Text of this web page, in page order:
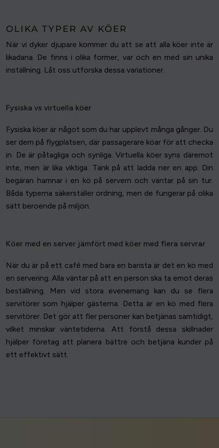
OLIKA TYPER AV KÖER
När vi dyker djupare kommer du att se att alla köer inte är
likadana. De finns i olika former, var och en med sin unika
inställning. Låt oss utforska dessa variationer.
Fysiska vs virtuella köer
Fysiska köer är något som du har upplevt många gånger. Du
ser dem på flygplatsen, där passagerare köar för att checka
in. De är påtagliga och synliga. Virtuella köer syns däremot
inte, men är lika viktiga. Tänk på att ladda ner en app. Din
begäran hamnar i en kö på servern och väntar på sin tur.
Båda typerna säkerställer ordning, men de fungerar på olika
sätt beroende på miljön.
Köer med en server jämfört med köer med flera servrar
När du är på ett café med bara en barista är det en kö med
en servering. Alla väntar på att en person ska ta emot deras
beställning. Men vid stora evenemang kan du se flera
servitörer som hjälper gästerna. Detta är en kö med flera
servitörer. Det gör att fler personer kan betjänas samtidigt,
vilket minskar väntetiderna. Att förstå dessa skillnader
hjälper företag att planera bättre och betjäna kunder på
ett effektivt sätt.